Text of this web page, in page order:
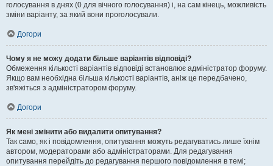
голосування в днях (0 для вічного голосування) і, на сам кінець, можливість
зміни варіанту, за який вони проголосували.
Догори
Чому я не можу додати більше варіантів відповіді?
Обмеження кількості варіантів відповіді встановлює адміністратор форуму.
Якщо вам необхідна більша кількості варіантів, аніж це передбачено,
зв'яжіться з адміністратором форуму.
Догори
Як мені змінити або видалити опитування?
Так само, як і повідомлення, опитування можуть редагуватись лише їхнім
автором, модераторами або адміністраторами. Для редагування
опитування перейдіть до редагування першого повідомлення в темі;